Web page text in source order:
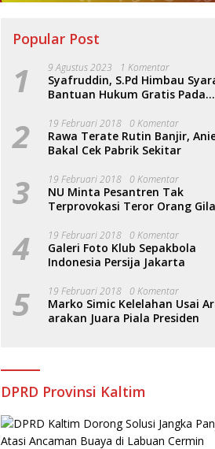
Jelang Akhir 2025, DPRD
Kaltim Perketat Pengawasan
Proyek Infrastruktur
Pekerja
Popular Post
1 9 Agustus 2023 1 Komentar
Syafruddin, S.Pd Himbau
Bantuan Hukum Gratis Pada
2 19 Februari 2018 0 Komentar
Rawa Terate Rutin Banjir,
Bakal Cek Pabrik Sekitar
3 19 Februari 2018 0 Komentar
NU Minta Pesantren Tak
Terprovokasi Teror Orang Gila
4 19 Februari 2018 0 Komentar
Galeri Foto Klub Sepakbola
Indonesia Persija Jakarta
5 19 Februari 2018 0 Komentar
Marko Simic Kelelahan Usai
arakan Juara Piala Presiden
DPRD Provinsi Kaltim